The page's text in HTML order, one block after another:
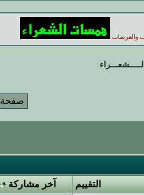
والعرضات
صفحة 1 من 31
التقييم
آخر مشاركة